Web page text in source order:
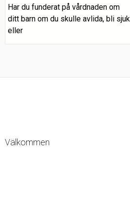
Har du funderat på vårdnaden om
ditt barn om du skulle avlida, bli sjuk
eller
Välkommen